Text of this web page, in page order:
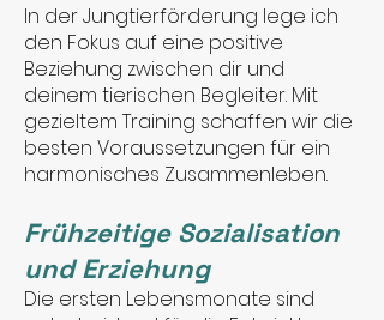
In der Jungtierförderung lege ich
den Fokus auf eine positive
Beziehung zwischen dir und
deinem tierischen Begleiter. Mit
gezieltem Training schaffen wir die
besten Voraussetzungen für ein
harmonisches Zusammenleben.
Frühzeitige Sozialisation
und Erziehung
Die ersten Lebensmonate sind